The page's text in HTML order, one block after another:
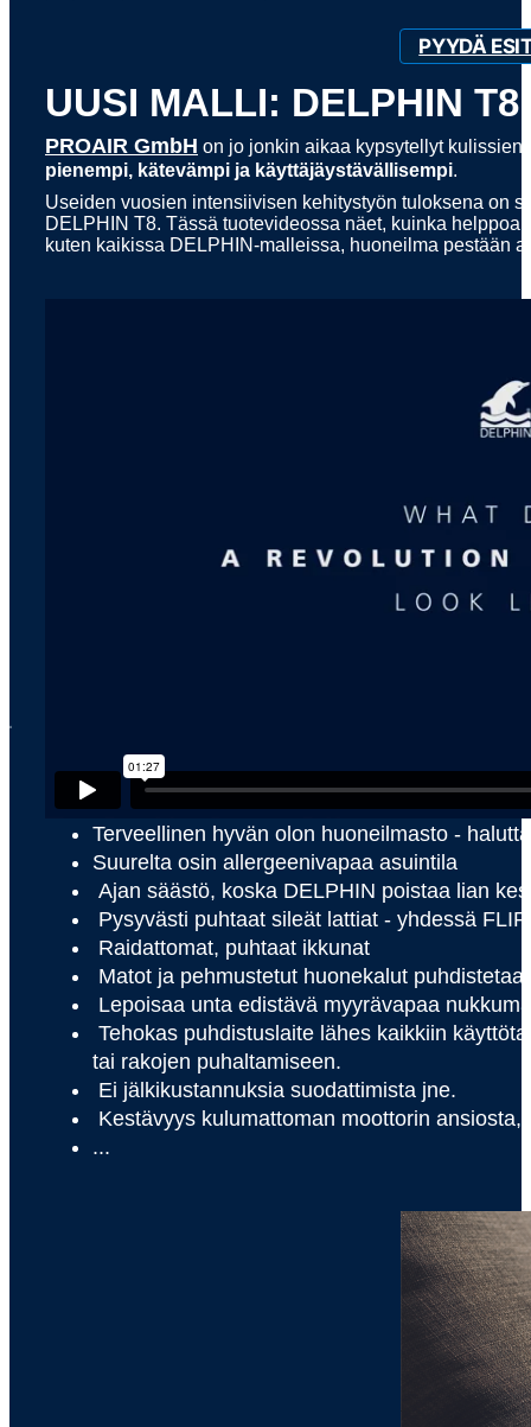
PYYDÄ
UUSI MALLI: DELPHIN T8
PROAIR GmbH on jo jonkin aikaa kypsytellyt
pienempi, kätevämpi ja käyttäjäystävällisempi.
Useiden vuosien intensiivisen kehitystyön tuloksena on
DELPHIN T8. Tässä tuotevideossa näet, kuinka
kuten kaikissa DELPHIN-malleissa, huoneilma pestään
x
MITÄ ETUJA DELPHIN
Seuraavassa on vain muutamia etuja, joita DELPHIN
Terveellinen hyvän olon huoneilmasto -
Suurelta osin allergeenivapaa asuintila
Ajan säästö, koska DELPHIN poistaa lian
Pysyvästi puhtaat sileät lattiat - yhdessä
Raidattomat, puhtaat ikkunat
Matot ja pehmustetut huonekalut
Lepoisaa unta edistävä myyrävapaa
Tehokas puhdistuslaite lähes kaikkiin
tai rakojen puhaltamiseen.
Ei jälkikustannuksia suodattimista jne.
Kestävyys kulumattoman moottorin
...